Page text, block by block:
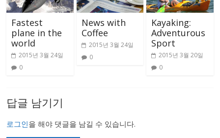
Fastest
plane in the
world
2015년 3월 24일
0
News with
Coffee
2015년 3월 24일
0
Kayaking:
Adventurous
Sport
2015년 3월 20일
0
답글 남기기
로그인을 해야 댓글을 남길 수 있습니다.